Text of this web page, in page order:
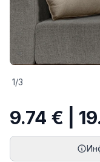
1/3
9.74 € |